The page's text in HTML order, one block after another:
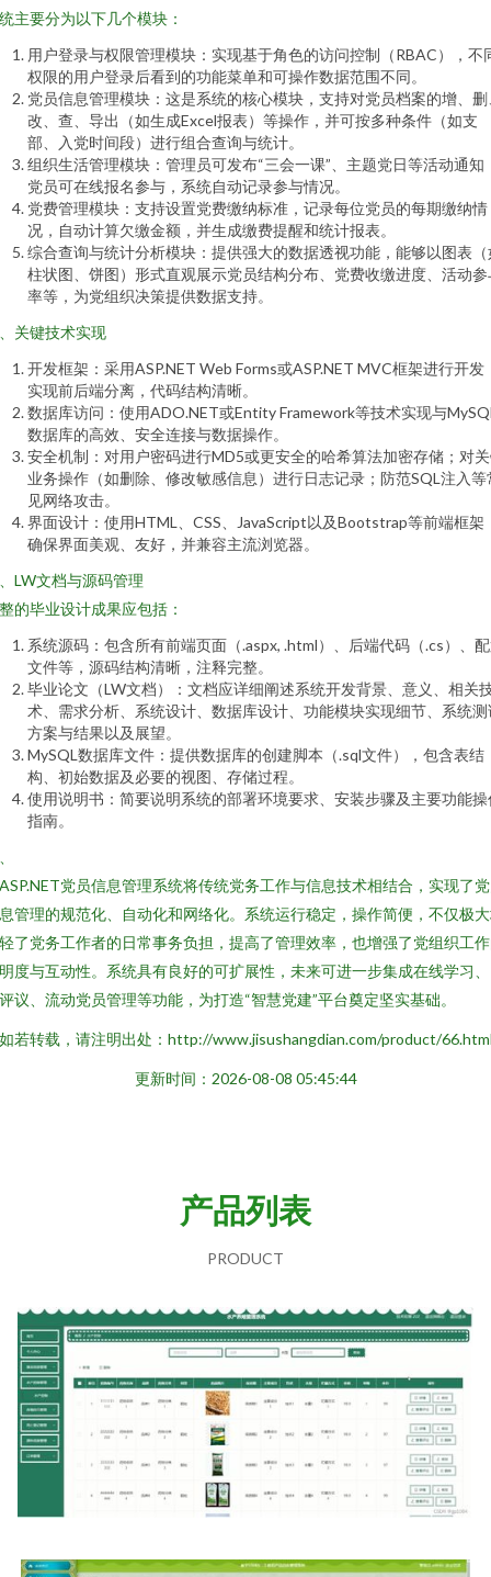
主要分为以下几个模块：
用户登录与权限管理模块：实现基于角色的访问控制（RBAC），不
权限的用户登录后看到的功能菜单和可操作数据范围不同。
党员信息管理模块：这是系统的核心模块，支持对党员档案的增、删
改、查、导出（如生成Excel报表）等操作，并可按多种条件（如支
部、入党时间段）进行组合查询与统计。
组织生活管理模块：管理员可发布“三会一课”、主题党日等活动通知
党员可在线报名参与，系统自动记录参与情况。
党费管理模块：支持设置党费缴纳标准，记录每位党员的每期缴纳情
况，自动计算欠缴金额，并生成缴费提醒和统计报表。
综合查询与统计分析模块：提供强大的数据透视功能，能够以图表（
柱状图、饼图）形式直观展示党员结构分布、党费收缴进度、活动参
率等，为党组织决策提供数据支持。
关键技术实现
开发框架：采用ASP.NET Web Forms或ASP.NET MVC框架进行开发
实现前后端分离，代码结构清晰。
数据库访问：使用ADO.NET或Entity Framework等技术实现与
数据库的高效、安全连接与数据操作。
安全机制：对用户密码进行MD5或更安全的哈希算法加密存储；对
业务操作（如删除、修改敏感信息）进行日志记录；防范SQL注入等
见网络攻击。
界面设计：使用HTML、CSS、JavaScript以及Bootstrap等前端框架
确保界面美观、友好，并兼容主流浏览器。
LW文档与源码管理
的毕业设计成果应包括：
系统源码：包含所有前端页面（.aspx, .html）、后端代码（.cs）、
文件等，源码结构清晰，注释完整。
毕业论文（LW文档）：文档应详细阐述系统开发背景、意义、相关
术、需求分析、系统设计、数据库设计、功能模块实现细节、系统测
方案与结果以及展望。
MySQL数据库文件：提供数据库的创建脚本（.sql文件），包含表结
构、初始数据及必要的视图、存储过程。
使用说明书：简要说明系统的部署环境要求、安装步骤及主要功能操
指南。
党员信息管理系统将传统党务工作与信息技术相结合，实现了
管理的规范化、自动化和网络化。系统运行稳定，操作简便，不仅极
了党务工作者的日常事务负担，提高了管理效率，也增强了党组织工
度与互动性。系统具有良好的可扩展性，未来可进一步集成在线学习
议、流动党员管理等功能，为打造“智慧党建”平台奠定坚实基础。
若转载，请注明出处：http://www.jisushangdian.com/product/
更新时间：2026-08-08 05:45:44
产品列表
PRODUCT